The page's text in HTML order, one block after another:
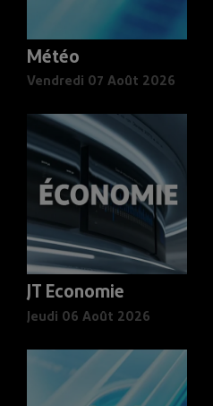
Météo
Vendredi 07 Août 2026
JT Economie
Jeudi 06 Août 2026